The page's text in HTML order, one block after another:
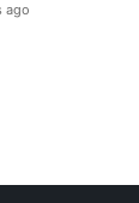
ago